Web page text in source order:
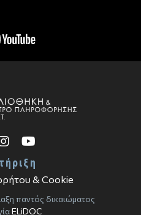
& Cookie
παντός δικαιώματος
ELiDOC